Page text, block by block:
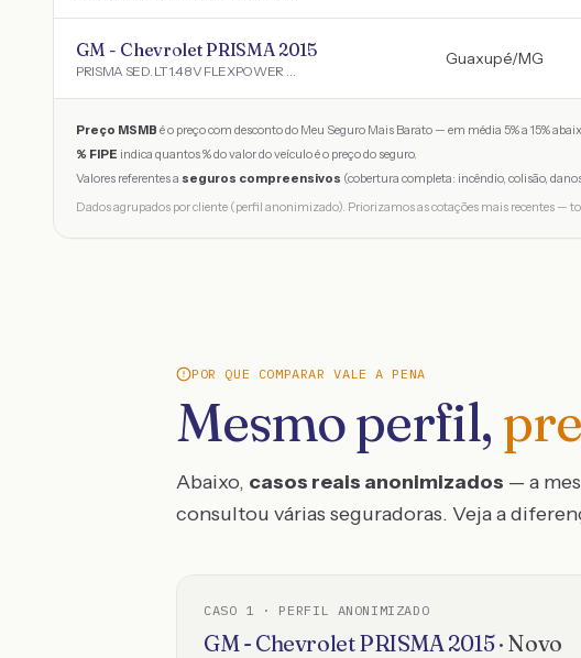
GM - Chevrolet PRISMA 2015
PRISMA SED. LT 1.4 8V FLEXPOWER 4P
Guaxupé/MG
Preço MSMB é o preço com desconto do Meu Seguro Mais Barato — em média 5% a 15%
% FIPE indica quantos % do valor do veículo é o preço do seguro.
Valores referentes a seguros compreensivos (cobertura completa: incêndio, colisão,
Dados agrupados por cliente (perfil anonimizado). Priorizamos as cotações mais recentes —
POR QUE COMPARAR VALE A PENA
Mesmo perfil,
Abaixo, casos reais anonimizados — a
consultou várias seguradoras. Veja a
CASO 1 · PERFIL ANONIMIZADO
GM - ChevroletPRISMA2015· Novo